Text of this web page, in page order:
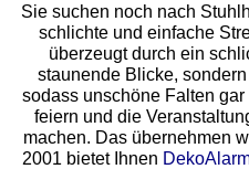
Sie suchen noch nach
schlichte und einfache
überzeugt durch ein
staunende Blicke,
sodass unschöne Falten
feiern und die
machen. Das übernehmen
2001 bietet Ihnen